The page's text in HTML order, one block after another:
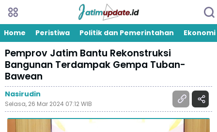
Home Peristiwa Politik dan Pemerintahan Ekonomi
Pemprov Jatim Bantu Rekonstruksi
Bangunan Terdampak Gempa Tuban-
Bawean
Nasirudin
Selasa, 26 Mar 2024 07:12 WIB